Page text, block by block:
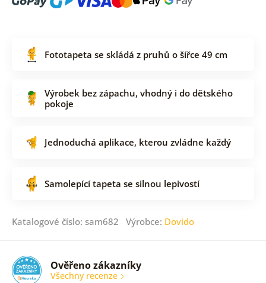
Fototapeta se skládá z pruhů o šířce 49 cm
Výrobek bez zápachu, vhodný i do dětského
pokoje
Jednoduchá aplikace, kterou zvládne každý
Samolepící tapeta se silnou lepivostí
Katalogové číslo: sam682 Výrobce: Dovido
Ověřeno zákazníky
Všechny recenze